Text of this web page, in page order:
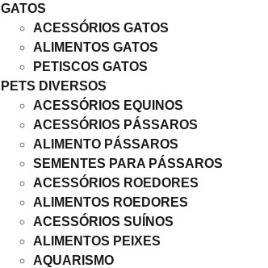
GATOS
ACESSÓRIOS GATOS
ALIMENTOS GATOS
PETISCOS GATOS
PETS DIVERSOS
ACESSÓRIOS EQUINOS
ACESSÓRIOS PÁSSAROS
ALIMENTO PÁSSAROS
SEMENTES PARA PÁSSAROS
ACESSÓRIOS ROEDORES
ALIMENTOS ROEDORES
ACESSÓRIOS SUÍNOS
ALIMENTOS PEIXES
AQUARISMO